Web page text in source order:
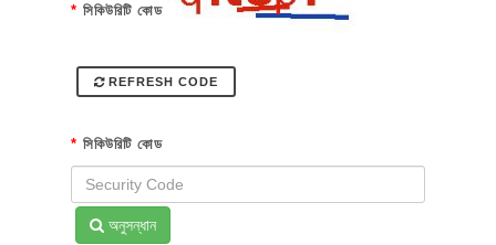
* সিকিউরিটি কোড
REFRESH CODE
* সিকিউরিটি কোড
অনুসন্ধান